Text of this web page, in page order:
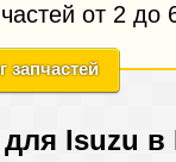
от 2 до
запчастей
Isuzu в